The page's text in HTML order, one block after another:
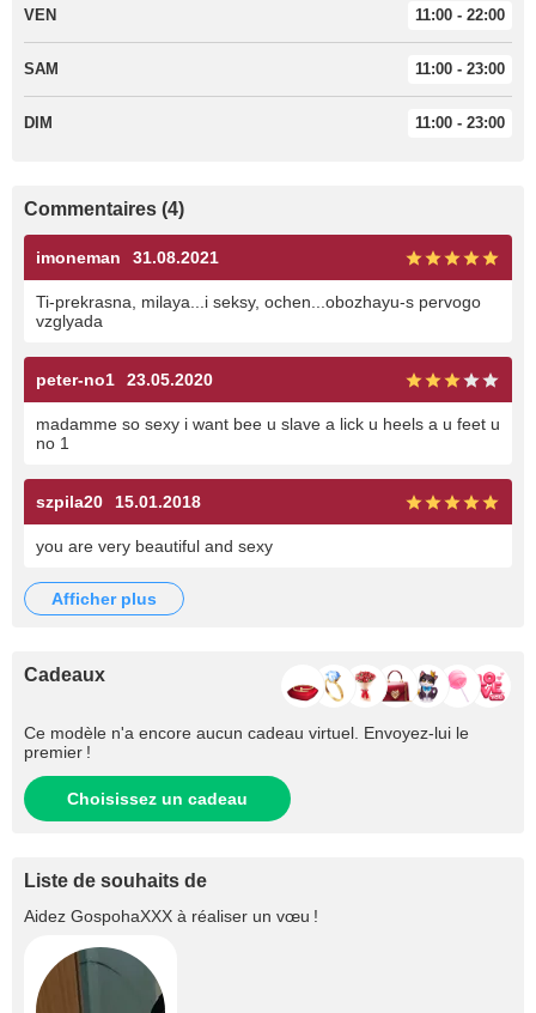
VEN 11:00 - 22:00
SAM 11:00 - 23:00
DIM 11:00 - 23:00
Commentaires (4)
imoneman 31.08.2021
Ti-prekrasna, milaya...i seksy, ochen...obozhayu-s pervogo
vzglyada
peter-no1 23.05.2020
madamme so sexy i want bee u slave a lick u heels a u feet u
no 1
szpila20 15.01.2018
you are very beautiful and sexy
afficher plus
Cadeaux
Ce modèle n'a encore aucun cadeau virtuel. Envoyez-lui le
premier !
Choisissez un cadeau
Liste de souhaits de
Aidez GospohaXXX à réaliser un vœu !